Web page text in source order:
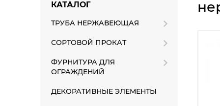
КАТАЛОГ
ТРУБА НЕРЖАВЕЮЩАЯ
СОРТОВОЙ ПРОКАТ
ФУРНИТУРА ДЛЯ
ОГРАЖДЕНИЙ
ДЕКОРАТИВНЫЕ ЭЛЕМЕНТЫ